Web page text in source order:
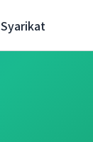
Syarikat